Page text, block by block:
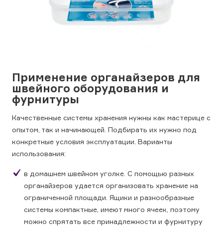
Применение органайзеров для
швейного оборудования и
фурнитуры
Качественные системы хранения нужны как мастерице с
опытом, так и начинающей. Подбирать их нужно под
конкретные условия эксплуатации. Варианты
использования:
в домашнем швейном уголке. С помощью разных
органайзеров удается организовать хранение на
ограниченной площади. Ящики и разнообразные
системы компактные, имеют много ячеек, поэтому
можно спрятать все принадлежности и фурнитуру